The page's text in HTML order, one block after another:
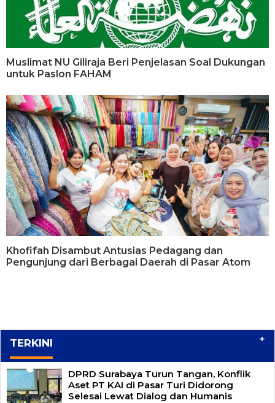
Muslimat NU Giliraja Beri Penjelasan Soal Dukungan
untuk Paslon FAHAM
Khofifah Disambut Antusias Pedagang dan
Pengunjung dari Berbagai Daerah di Pasar Atom
TERKINI +
DPRD Surabaya Turun Tangan, Konflik
Aset PT KAI di Pasar Turi Didorong
Selesai Lewat Dialog dan Humanis